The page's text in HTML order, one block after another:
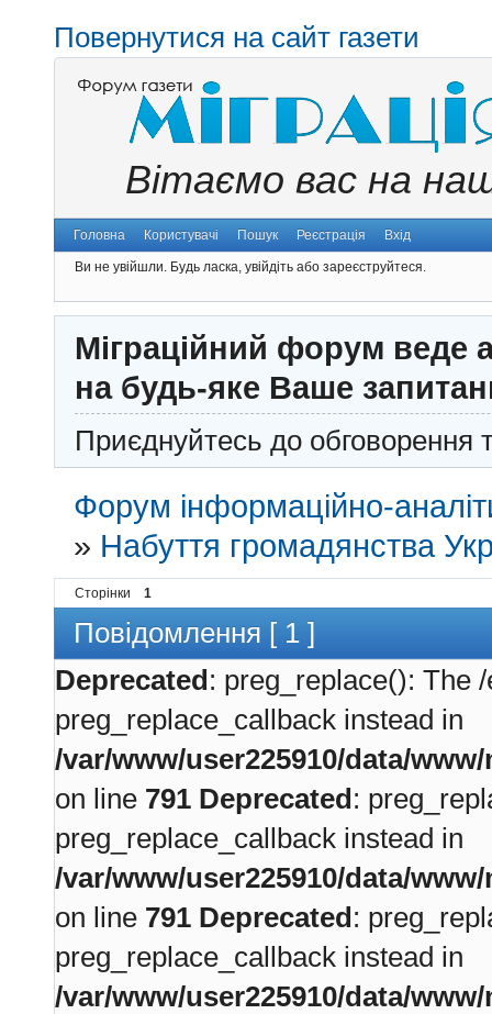
Повернутися на сайт газети
Вітаємо вас на
Головна Користувачі Пошук Реєстрація Вхід
Ви не увійшли. Будь ласка, увійдіть або зареєструйтеся.
Міграційний форум веде
на будь-яке Ваше
Приєднуйтесь до обговорення
Форум інформаційно-
» Набуття громадянства
Сторінки 1
Повідомлення [ 1 ]
Deprecated: preg_replace(): The
preg_replace_callback instead in
/var/www/user225910/data/
on line 791 Deprecated:
preg_replace_callback instead in
/var/www/user225910/data/
on line 791 Deprecated:
preg_replace_callback instead in
/var/www/user225910/data/